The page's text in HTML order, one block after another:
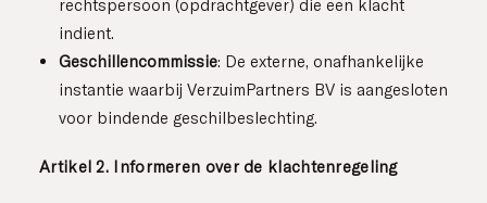
rechtspersoon (opdrachtgever) die een klacht
indient.
Geschillencommissie: De externe, onafhankelijke
instantie waarbij VerzuimPartners BV is aangesloten
voor bindende geschilbeslechting.
Artikel 2. Informeren over de klachtenregeling